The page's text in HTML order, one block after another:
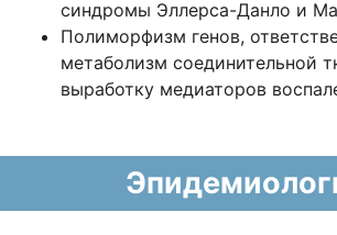
синдромы Эллерса-Данло и
Полиморфизм генов,
метаболизм соединительной
выработку медиаторов